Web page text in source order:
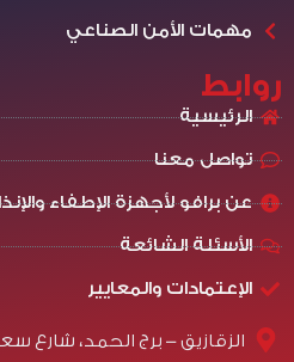
مهمات الأمن الصناعي
روابط
الرئيسية
تواصل معنا
عن برافو لأجهزة الإطفاء
الأسئلة الشائعة
الإعتمادات والمعايير
الزقازيق - برج الحمد، شارع